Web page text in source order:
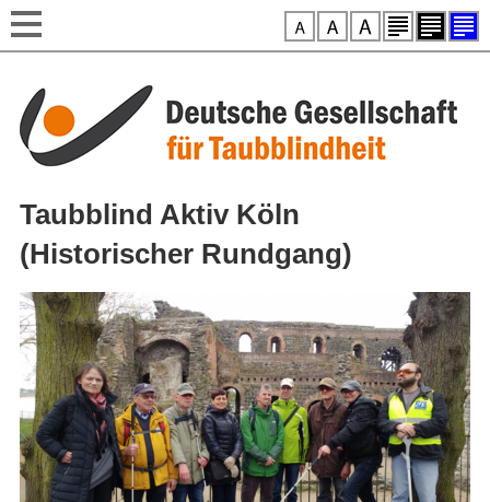
Direkt zum Inhalt
Style-Switcher
Taubblind Aktiv Köln
(Historischer Rundgang)